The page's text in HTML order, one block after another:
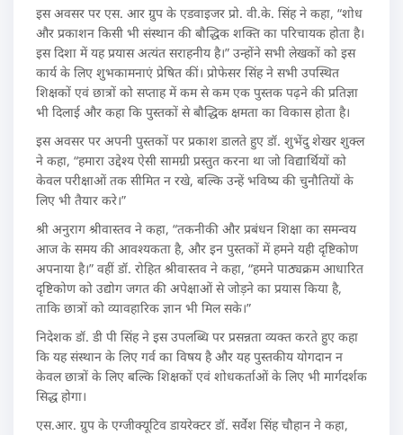
इस अवसर पर एस. आर ग्रुप के एडवाइजर प्रो. वी.के. सिंह ने कहा, “शोध
और प्रकाशन किसी भी संस्थान की बौद्धिक शक्ति का परिचायक होता है।
इस दिशा में यह प्रयास अत्यंत सराहनीय है।” उन्होंने सभी लेखकों को इस
कार्य के लिए शुभकामनाएं प्रेषित कीं। प्रोफेसर सिंह ने सभी उपस्थित
शिक्षकों एवं छात्रों को सप्ताह में कम से कम एक पुस्तक पढ़ने की प्रतिज्ञा
भी दिलाई और कहा कि पुस्तकों से बौद्धिक क्षमता का विकास होता है।
इस अवसर पर अपनी पुस्तकों पर प्रकाश डालते हुए डॉ. शुभेंदु शेखर शुक्ल
ने कहा, “हमारा उद्देश्य ऐसी सामग्री प्रस्तुत करना था जो विद्यार्थियों को
केवल परीक्षाओं तक सीमित न रखे, बल्कि उन्हें भविष्य की चुनौतियों के
लिए भी तैयार करे।”
श्री अनुराग श्रीवास्तव ने कहा, “तकनीकी और प्रबंधन शिक्षा का समन्वय
आज के समय की आवश्यकता है, और इन पुस्तकों में हमने यही दृष्टिकोण
अपनाया है।” वहीं डॉ. रोहित श्रीवास्तव ने कहा, “हमने पाठ्यक्रम आधारित
दृष्टिकोण को उद्योग जगत की अपेक्षाओं से जोड़ने का प्रयास किया है,
ताकि छात्रों को व्यावहारिक ज्ञान भी मिल सके।”
निदेशक डॉ. डी पी सिंह ने इस उपलब्धि पर प्रसन्नता व्यक्त करते हुए कहा
कि यह संस्थान के लिए गर्व का विषय है और यह पुस्तकीय योगदान न
केवल छात्रों के लिए बल्कि शिक्षकों एवं शोधकर्ताओं के लिए भी मार्गदर्शक
सिद्ध होगा।
एस.आर. ग्रुप के एग्जीक्यूटिव डायरेक्टर डॉ. सर्वेश सिंह चौहान ने कहा,